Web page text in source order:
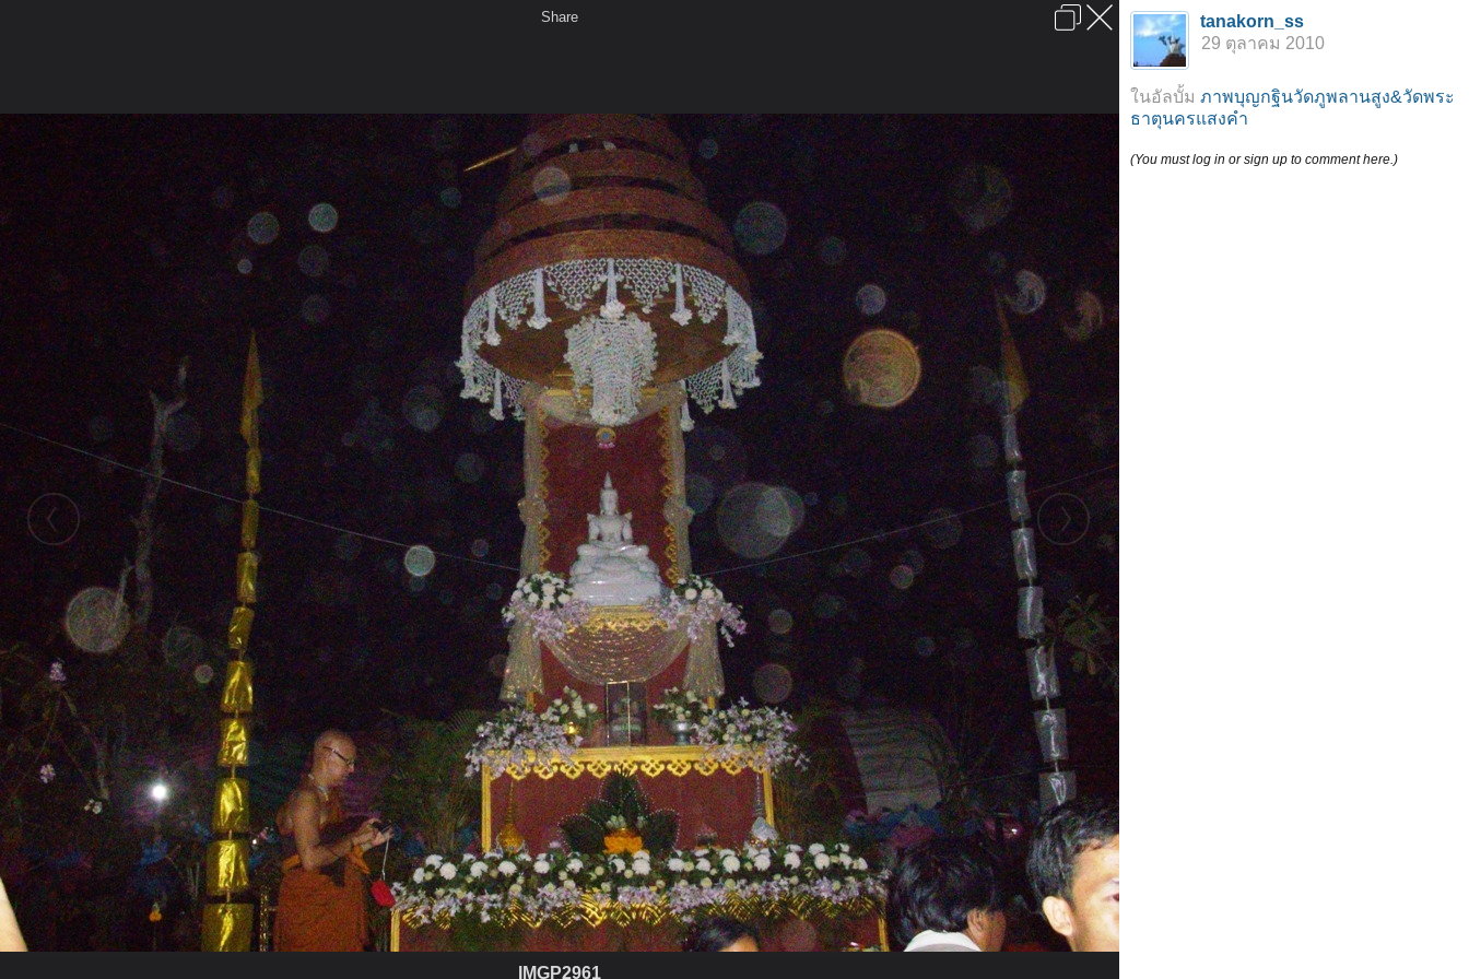
เข้าสู่ระบบหรือลงทะเบียน
tanakorn_ss ภาพบุญกฐินวัดภูพลานสูง&วัดพระธาตุนครแสงคำ
IMGP2961
หน้าแรก เว็บบอร์ด มีอะไรใหม่ วิดีโอ รูปภาพ
คอลเล็คชั่น สถานที่ กล้อง แท็ก
เสียงธรรม สมาชิก ห้องสนทนา
ลงโฆษณา ติดต่อเรา ช่วยเหลือ หน้าหลัก
Share
IMGP2961
tanakorn_ss
29 ตุลาคม 2010
ในอัลบั้ม ภาพบุญกฐินวัดภูพลานสูง&วัดพระ
ธาตุนครแสงคำ
(You must log in or sign up to comment here.)